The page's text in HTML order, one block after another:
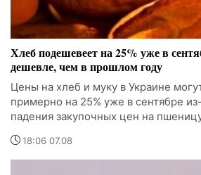
Хлеб подешевеет на 25% уже в
дешевле, чем в прошлом году
Цены на хлеб и муку в Украине
примерно на 25% уже в сентябре
падения закупочных цен на
18:06 07.08